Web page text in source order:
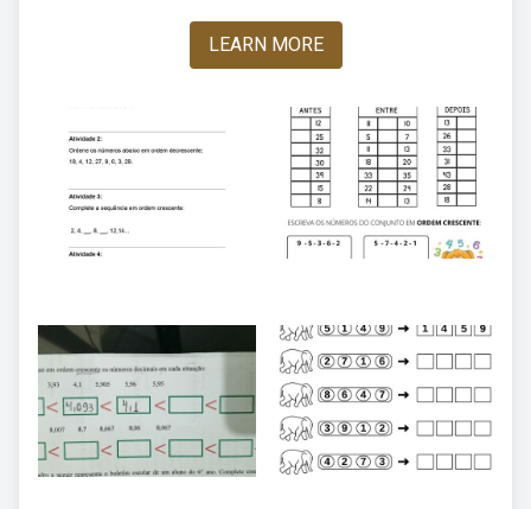
LEARN MORE